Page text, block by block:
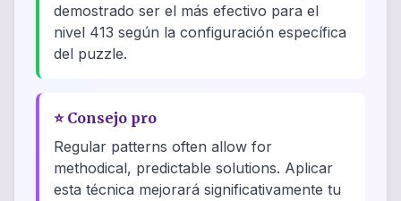
demostrado ser el más efectivo para el
nivel 413 según la configuración específica
del puzzle.
⭐ Consejo pro
Regular patterns often allow for
methodical, predictable solutions. Aplicar
esta técnica mejorará significativamente tu